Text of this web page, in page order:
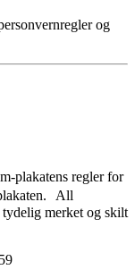
og
plakatens regler for
All
merket og skilt